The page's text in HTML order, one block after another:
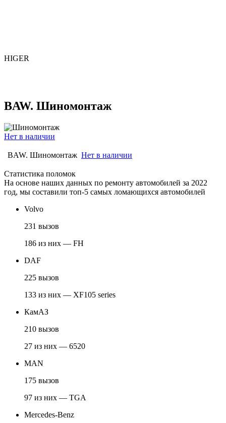
HIGER
BAW. Шиномонтаж
Нет в наличии
BAW. Шиномонтаж Нет в наличии
Статистика поломок
На основе наших данных по ремонту автомобилей за 2022
год, мы составили топ-5 самых ломающихся автомобилей
Volvo
231 вызов
186 из них — FH
DAF
225 вызов
133 из них — XF105 series
КамАЗ
210 вызов
27 из них — 6520
MAN
175 вызов
97 из них — TGA
Mercedes-Benz